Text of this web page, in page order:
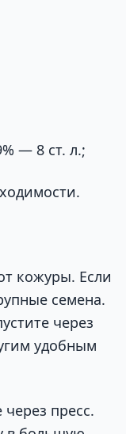
— 8 ст. л.;
кожуры. Если
семена.
через
удобным
пресс.